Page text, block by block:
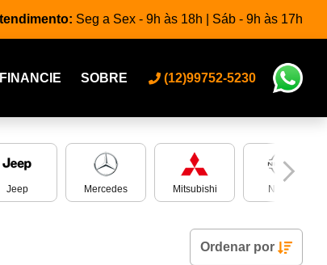
Seg a Sex - 9h às 18h | Sáb - 9h às 17h
FINANCIE SOBRE (12)99752-5230
Jeep Mercedes Mitsubishi Nissan
Ordenar por